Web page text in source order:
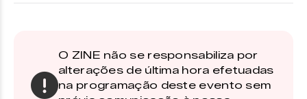
O ZINE não se responsabiliza por
alterações de última hora efetuadas
na programação deste evento sem